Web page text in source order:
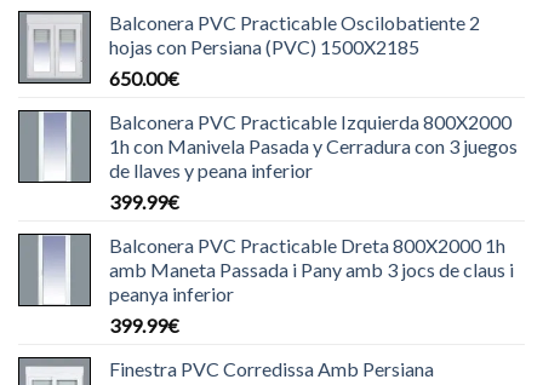
Balconera PVC Practicable Oscilobatiente 2
hojas con Persiana (PVC) 1500X2185
650.00€
Balconera PVC Practicable Izquierda 800X2000
1h con Manivela Pasada y Cerradura con 3 juegos
de llaves y peana inferior
399.99€
Balconera PVC Practicable Dreta 800X2000 1h
amb Maneta Passada i Pany amb 3 jocs de claus i
peanya inferior
399.99€
Finestra PVC Corredissa Amb Persiana